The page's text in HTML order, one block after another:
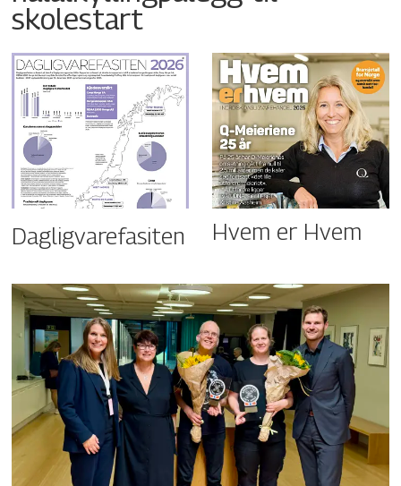
skolestart
Dagligvarefasiten Hvem er Hvem